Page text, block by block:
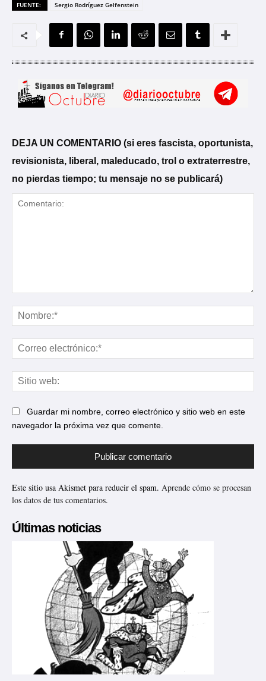
FUENTE: Sergio Rodríguez Gelfenstein
DEJA UN COMENTARIO (si eres fascista, oportunista,
revisionista, liberal, maleducado, trol o extraterrestre,
no pierdas tiempo; tu mensaje no se publicará)
Guardar mi nombre, correo electrónico y sitio web en este
navegador la próxima vez que comente.
Este sitio usa Akismet para reducir el spam. Aprende cómo se procesan
los datos de tus comentarios.
Últimas noticias